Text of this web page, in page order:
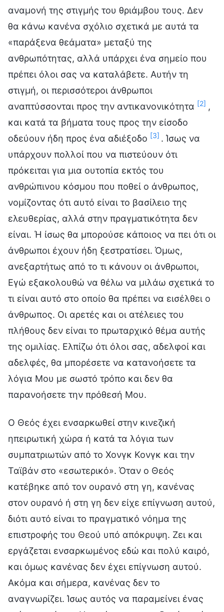
αναμονή της στιγμής του θριάμβου τους. Δεν
θα κάνω κανένα σχόλιο σχετικά με αυτά τα
«παράξενα θεάματα» μεταξύ της
ανθρωπότητας, αλλά υπάρχει ένα σημείο που
πρέπει όλοι σας να καταλάβετε. Αυτήν τη
στιγμή, οι περισσότεροι άνθρωποι
αναπτύσσονται προς την αντικανονικότητα [2] ,
και κατά τα βήματα τους προς την είσοδο
οδεύουν ήδη προς ένα αδιέξοδο [3] . Ίσως να
υπάρχουν πολλοί που να πιστεύουν ότι
πρόκειται για μια ουτοπία εκτός του
ανθρώπινου κόσμου που ποθεί ο άνθρωπος,
νομίζοντας ότι αυτό είναι το βασίλειο της
ελευθερίας, αλλά στην πραγματικότητα δεν
είναι. Ή ίσως θα μπορούσε κάποιος να πει ότι οι
άνθρωποι έχουν ήδη ξεστρατίσει. Όμως,
ανεξαρτήτως από το τι κάνουν οι άνθρωποι,
Εγώ εξακολουθώ να θέλω να μιλάω σχετικά το
τι είναι αυτό στο οποίο θα πρέπει να εισέλθει ο
άνθρωπος. Οι αρετές και οι ατέλειες του
πλήθους δεν είναι το πρωταρχικό θέμα αυτής
της ομιλίας. Ελπίζω ότι όλοι σας, αδελφοί και
αδελφές, θα μπορέσετε να κατανοήσετε τα
λόγια Μου με σωστό τρόπο και δεν θα
παρανοήσετε την πρόθεσή Μου.
Ο Θεός έχει ενσαρκωθεί στην κινεζική
ηπειρωτική χώρα ή κατά τα λόγια των
συμπατριωτών από το Χονγκ Κονγκ και την
Ταϊβάν στο «εσωτερικό». Όταν ο Θεός
κατέβηκε από τον ουρανό στη γη, κανένας
στον ουρανό ή στη γη δεν είχε επίγνωση αυτού,
διότι αυτό είναι το πραγματικό νόημα της
επιστροφής του Θεού υπό απόκρυψη. Ζει και
εργάζεται ενσαρκωμένος εδώ και πολύ καιρό,
και όμως κανένας δεν έχει επίγνωση αυτού.
Ακόμα και σήμερα, κανένας δεν το
αναγνωρίζει. Ίσως αυτός να παραμείνει ένας